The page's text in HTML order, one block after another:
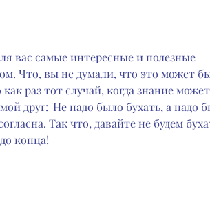
вас самые интересные и полезные
Что, вы не думали, что это может
раз тот случай, когда знание может
друг: 'Не надо было бухать, а надо
Так что, давайте не будем
конца!